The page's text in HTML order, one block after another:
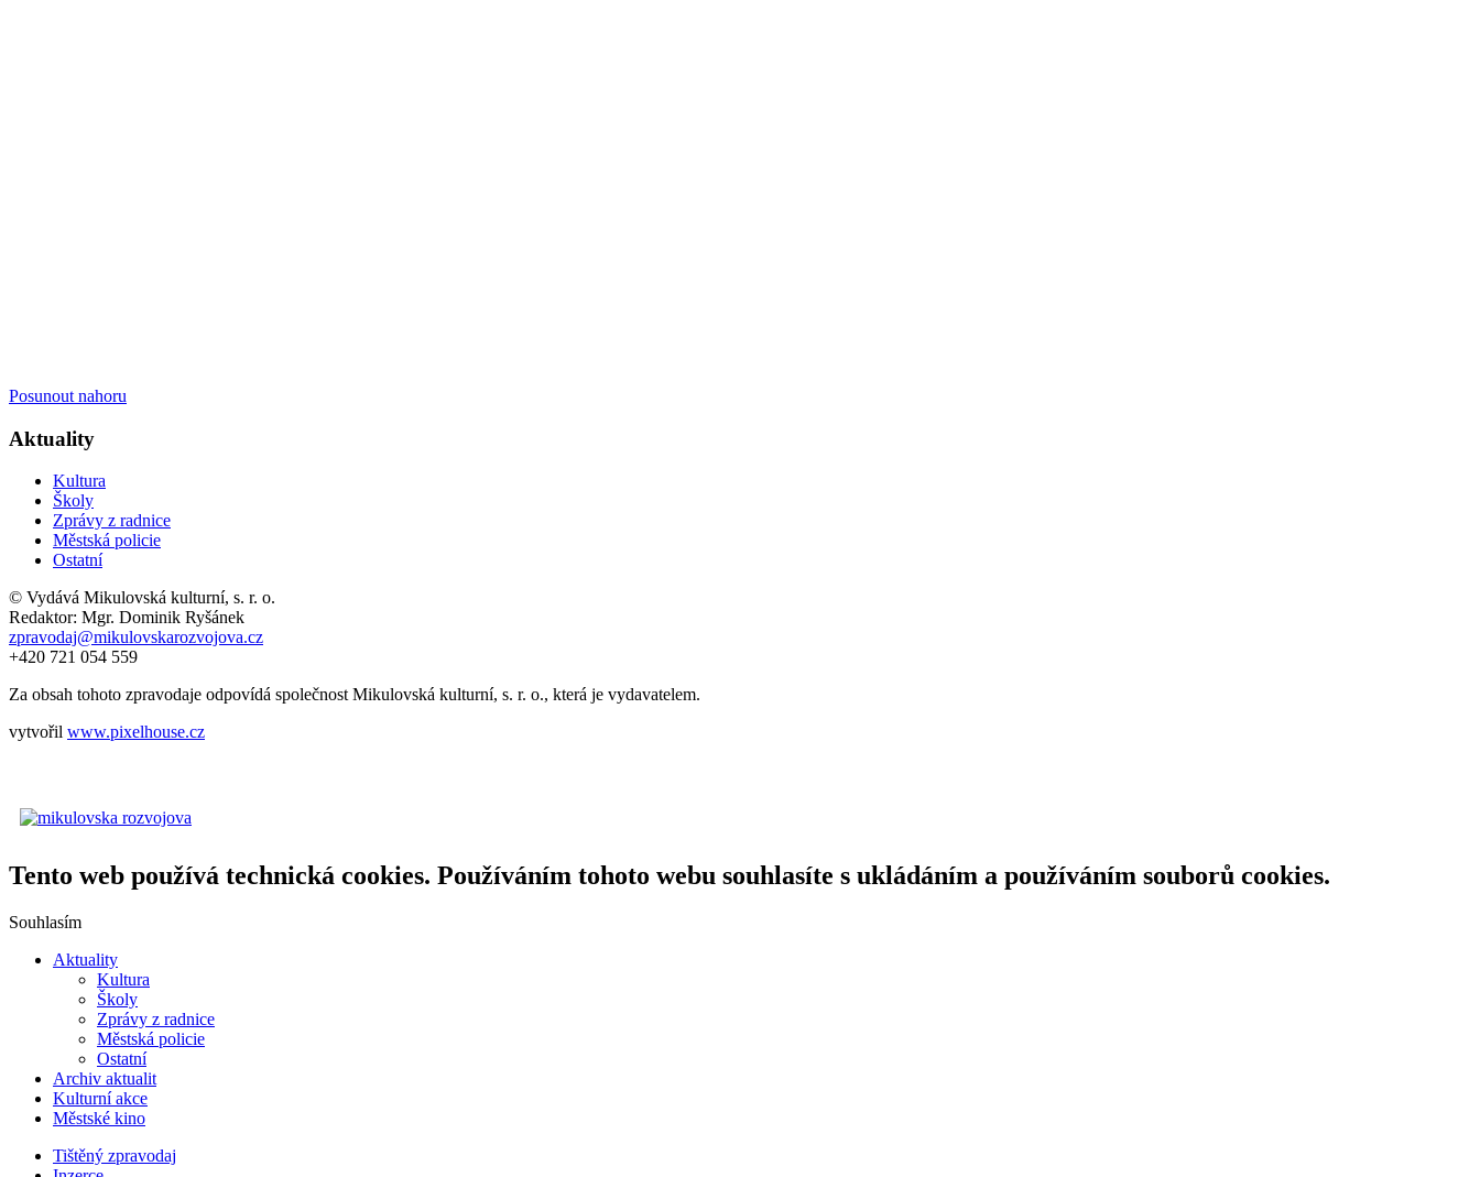
Posunout nahoru
Aktuality
Kultura
Školy
Zprávy z radnice
Městská policie
Ostatní
© Vydává Mikulovská kulturní, s. r. o.
Redaktor: Mgr. Dominik Ryšánek
zpravodaj@mikulovskarozvojova.cz
+420 721 054 559
Za obsah tohoto zpravodaje odpovídá společnost Mikulovská kulturní, s. r. o., která je vydavatelem.
vytvořil www.pixelhouse.cz
Tento web používá technická cookies. Používáním tohoto webu souhlasíte s ukládáním a používáním souborů cookies.
Souhlasím
Aktuality
Kultura
Školy
Zprávy z radnice
Městská policie
Ostatní
Archiv aktualit
Kulturní akce
Městské kino
Tištěný zpravodaj